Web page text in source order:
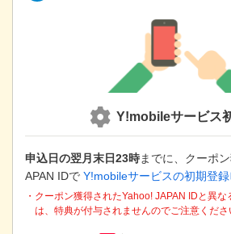
Y!mobileサービス
申込日の翌月末日23時までに、クーポ
APAN IDで Y!mobileサービスの初期登
・クーポン獲得されたYahoo! JAPAN IDと異
は、特典が付与されませんのでご注意くださ